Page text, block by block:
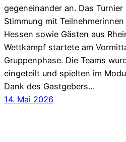
gegeneinander an. Das
Stimmung mit
Hessen sowie Gästen aus
Wettkampf startete am
Gruppenphase. Die Teams
eingeteilt und spielten im
Dank des Gastgebers…
14. Mai 2026